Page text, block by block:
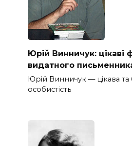
Юрій Винничук: цікаві
видатного
Юрій Винничук — цікава та
особистість